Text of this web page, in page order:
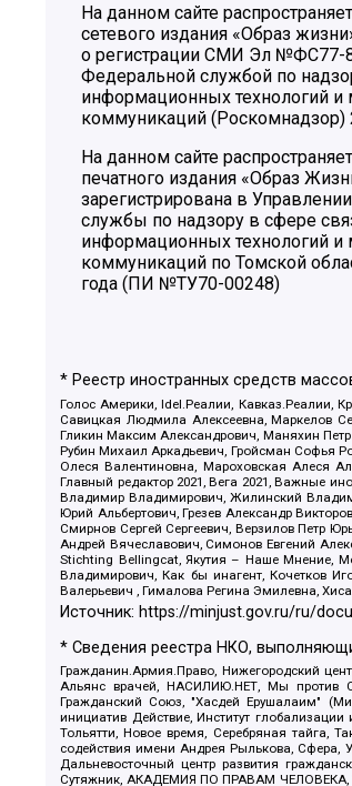
На данном сайте
сетевого издания «Образ
о регистрации СМИ Эл №ФС77-
Федеральной службой по
информационных технологий и
коммуникаций (Роскомнадзор)
На данном сайте
печатного издания «Образ
зарегистрирована в
службы по надзору в сфере
информационных технологий и
коммуникаций по Томской
года (ПИ №ТУ70-00248)
* Реестр иностранных средств
Голос Америки, Idel.Реалии, Кавказ.Реалии,
Савицкая Людмила Алексеевна, Маркелов
Гликин Максим Александрович, Маняхин
Рубин Михаил Аркадьевич, Гройсман Софья
Олеся Валентиновна, Мароховская Алеся
Главный редактор 2021, Вега 2021, Важные
Владимир Владимирович, Жилинский
Юрий Альбертович, Грезев Александр
Смирнов Сергей Сергеевич, Верзилов Петр
Андрей Вячеславович, Симонов Евгений
Stichting Bellingcat, Якутия – Наше Мнение,
Владимирович, Как бы инагент, Кочетков
Валерьевич , Гималова Регина Эмилевна,
Источник: https://minjust.gov.ru/ru/
* Сведения реестра НКО,
Гражданин.Армия.Право, Нижегородский
Альянс врачей, НАСИЛИЮ.НЕТ, Мы против
Гражданский Союз, "Хасдей Ерушалаим"
инициатив Действие, Институт
Тольятти, Новое время, Серебряная тайга,
содействия имени Андрея Рылькова, Сфера,
Дальневосточный центр развития
Сутяжник, АКАДЕМИЯ ПО ПРАВАМ ЧЕЛОВЕКА,